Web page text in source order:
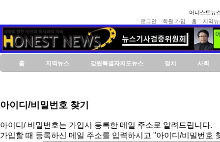
어니스트뉴
로그인
회원 가입 홈 지역뉴
홈 지역뉴스 강원특별자치도뉴스 정치 사회
아이디/비밀번호 찾기
아이디/ 비밀번호는 가입시 등록한 메일 주소로 알려드립니다.
가입할 때 등록하신 메일 주소를 입력하시고 "아이디/비밀번호